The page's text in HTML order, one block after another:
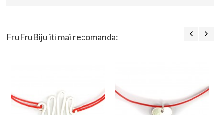
FruFruBiju iti mai recomanda: